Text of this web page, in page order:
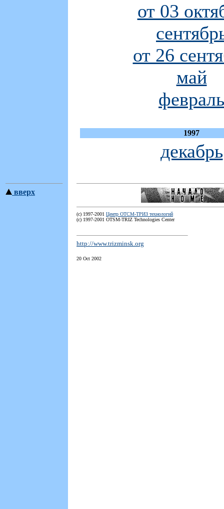
от 03
от 26
май
февраль
1997
декабрь
вверх
(с) 1997-2001 Центр ОТСМ-ТРИЗ технологий
(с) 1997-2001 OTSM-TRIZ Technologies Center
http://www.trizminsk.org
20 Oct 2002